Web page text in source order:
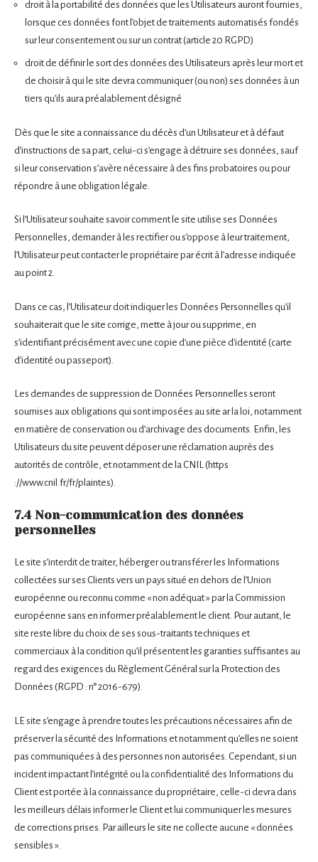
droit à la portabilité des données que les Utilisateurs auront fournies,
lorsque ces données font l’objet de traitements automatisés fondés
sur leur consentement ou sur un contrat (article 20 RGPD)
droit de définir le sort des données des Utilisateurs après leur mort et
de choisir à qui le site devra communiquer (ou non) ses données à un
tiers qu’ils aura préalablement désigné
Dès que le site a connaissance du décès d’un Utilisateur et à défaut
d’instructions de sa part, celui-ci s’engage à détruire ses données, sauf
si leur conservation s’avère nécessaire à des fins probatoires ou pour
répondre à une obligation légale.
Si l’Utilisateur souhaite savoir comment le site utilise ses Données
Personnelles, demander à les rectifier ou s’oppose à leur traitement,
l’Utilisateur peut contacter le propriétaire par écrit à l’adresse indiquée
au point 2.
Dans ce cas, l’Utilisateur doit indiquer les Données Personnelles qu’il
souhaiterait que le site corrige, mette à jour ou supprime, en
s’identifiant précisément avec une copie d’une pièce d’identité (carte
d’identité ou passeport).
Les demandes de suppression de Données Personnelles seront
soumises aux obligations qui sont imposées au site ar la loi, notamment
en matière de conservation ou d’archivage des documents. Enfin, les
Utilisateurs du site peuvent déposer une réclamation auprès des
autorités de contrôle, et notamment de la CNIL (https
://www.cnil.fr/fr/plaintes).
7.4 Non-communication des données
personnelles
Le site s’interdit de traiter, héberger ou transférer les Informations
collectées sur ses Clients vers un pays situé en dehors de l’Union
européenne ou reconnu comme « non adéquat » par la Commission
européenne sans en informer préalablement le client. Pour autant, le
site reste libre du choix de ses sous-traitants techniques et
commerciaux à la condition qu’il présentent les garanties suffisantes au
regard des exigences du Règlement Général sur la Protection des
Données (RGPD : n° 2016-679).
LE site s’engage à prendre toutes les précautions nécessaires afin de
préserver la sécurité des Informations et notamment qu’elles ne soient
pas communiquées à des personnes non autorisées. Cependant, si un
incident impactant l’intégrité ou la confidentialité des Informations du
Client est portée à la connaissance du propriétaire, celle-ci devra dans
les meilleurs délais informer le Client et lui communiquer les mesures
de corrections prises. Par ailleurs le site ne collecte aucune « données
sensibles ».